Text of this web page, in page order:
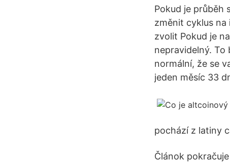
Pokud je průběh
změnit cyklus na
zvolit Pokud je
nepravidelný. To
normální, že se
jeden měsíc 33
pochází z latiny
Článok